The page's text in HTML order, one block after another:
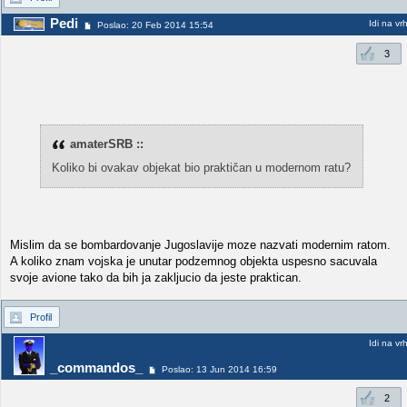
Pedi Poslao: 20 Feb 2014 15:54 Idi na vrh
3
amaterSRB ::
Koliko bi ovakav objekat bio praktičan u modernom ratu?
Mislim da se bombardovanje Jugoslavije moze nazvati modernim ratom.
A koliko znam vojska je unutar podzemnog objekta uspesno sacuvala
svoje avione tako da bih ja zakljucio da jeste praktican.
Profil
_commandos_ Poslao: 13 Jun 2014 16:59
Idi na vrh
2